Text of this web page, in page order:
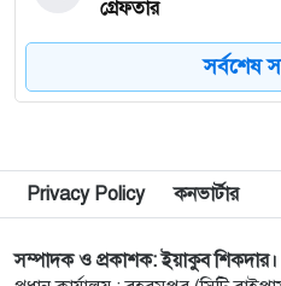
গ্রেফতার
কিডনি রোগে আক্রান্ত
এসিল্যান্ড
৮
নগরীতে মাদকবিরোধী
ব্যবসায়ী স্বামী-স্ত্রী গ্রেপ্তার
৯
নগরীতে মাদক বিরোধী
১০
সর্বশেষ
Privacy Policy কনভার্টার
সম্পাদক ও প্রকাশক: ইয়াকুব শিকদার।